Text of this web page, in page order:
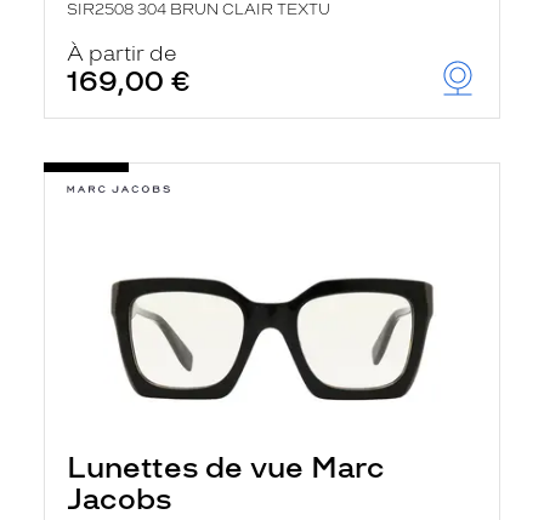
SIR2508 304 BRUN CLAIR TEXTU
À partir de
169,00 €
Lunettes de vue Marc
Jacobs